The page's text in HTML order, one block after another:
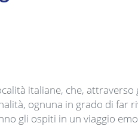
italiane, che, attraverso
ognuna in grado di far
gli ospiti in un viaggio